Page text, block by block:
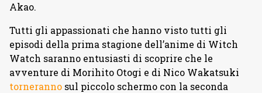
Akao.
Tutti gli appassionati che hanno visto tutti gli
episodi della prima stagione dell’anime di Witch
Watch saranno entusiasti di scoprire che le
avventure di Morihito Otogi e di Nico Wakatsuki
torneranno sul piccolo schermo con la seconda